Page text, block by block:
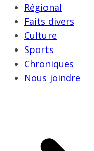
Régional
Faits divers
Culture
Sports
Chroniques
Nous joindre